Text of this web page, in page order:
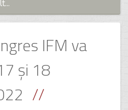
IFM va
și 18